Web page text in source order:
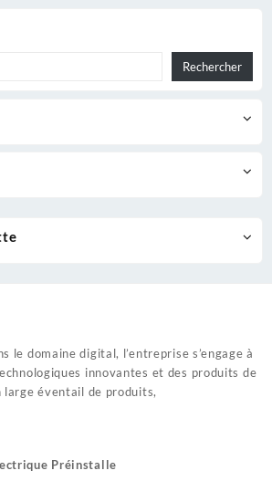
Rechercher
le domaine digital, l’entreprise s’engage à
innovantes et des produits de
large éventail de produits,
Préinstalle